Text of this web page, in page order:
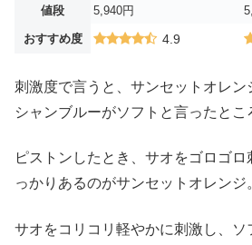
値段 5,940円
おすすめ度 4.9
刺激度で言うと、サンセットオレン
シャンブルーがソフトと言ったとこ
ピストンしたとき、サオをゴロゴ
っかりあるのがサンセットオレンジ
サオをコリコリ軽やかに刺激し、